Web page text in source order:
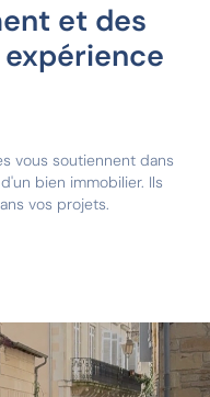
et des
vous soutiennent dans
bien immobilier. Ils
vos projets.